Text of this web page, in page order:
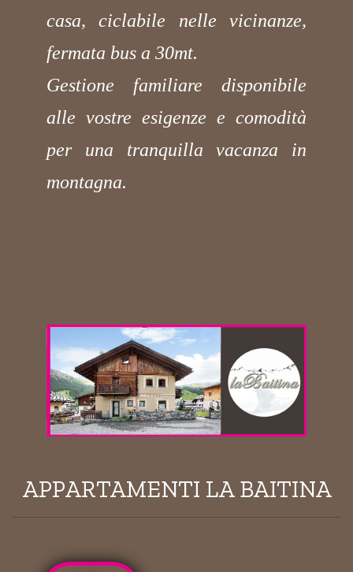
casa, ciclabile nelle vicinanze,
fermata bus a 30mt.
Gestione familiare disponibile
alle vostre esigenze e comodità
per una tranquilla vacanza in
montagna.
APPARTAMENTI LA BAITINA